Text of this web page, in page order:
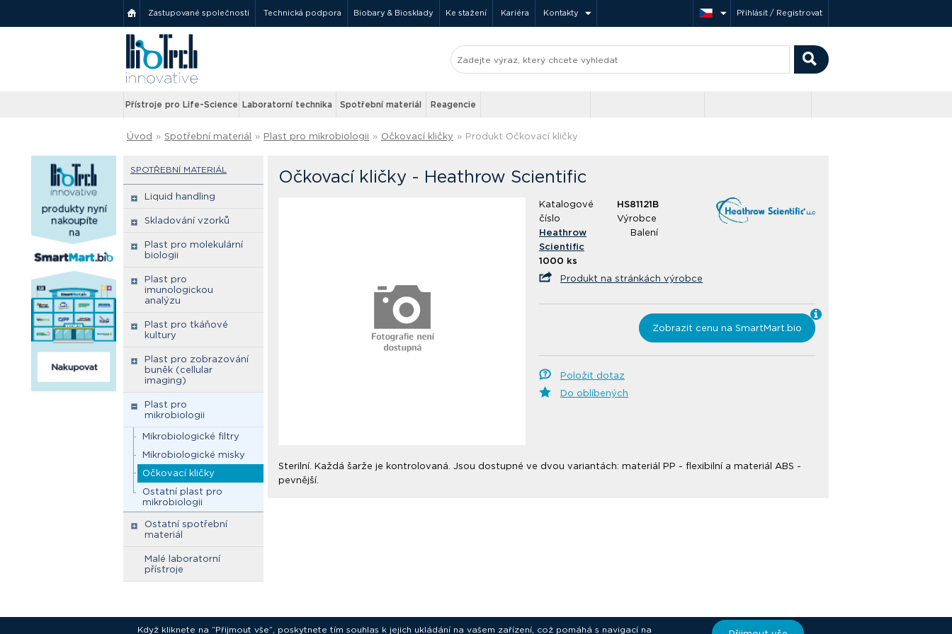
Zastupované společnosti Technická podpora Biobary & Biosklady Ke stažení Kariéra Kontakty Přihlásit / Registrovat
Přístroje pro Life-Science Laboratorní technika Spotřební materiál Reagencie
Úvod » Spotřební materiál » Plast pro mikrobiologii » Očkovací kličky » Produkt Očkovací kličky
SPOTŘEBNÍ MATERIÁL
Liquid handling
Skladování vzorků
Plast pro molekulární
biologii
Plast pro
imunologickou
analýzu
Plast pro tkáňové
kultury
Plast pro zobrazování
buněk (cellular
imaging)
Plast pro
mikrobiologii
Mikrobiologické filtry
Mikrobiologické misky
Očkovací kličky
Ostatní plast pro
mikrobiologii
Ostatní spotřební
materiál
Malé laboratorní
přístroje
Očkovací kličky - Heathrow Scientific
Katalogové
číslo
HS81121B
Výrobce
Heathrow
Scientific
Balení
1000 ks
Produkt na stránkách výrobce
Zobrazit cenu na SmartMart.bio
Položit dotaz
Do oblíbených
Sterilní. Každá šarže je kontrolovaná. Jsou dostupné ve dvou variantách: materiál PP - flexibilní a materiál ABS -
pevnější.
Když kliknete na “Přijmout vše”, poskytnete tím souhlas k jejich ukládání na vašem zařízení, což pomáhá s navigací na